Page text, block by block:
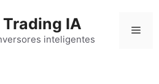
IA
inteligentes